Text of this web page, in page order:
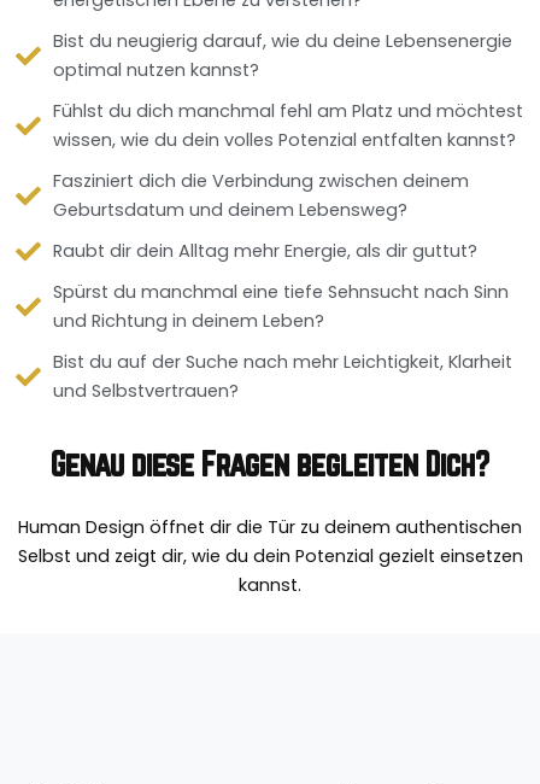
Bist du neugierig darauf, wie du deine Lebensenergie
optimal nutzen kannst?
Fühlst du dich manchmal fehl am Platz und möchtest
wissen, wie du dein volles Potenzial entfalten kannst?
Fasziniert dich die Verbindung zwischen deinem
Geburtsdatum und deinem Lebensweg?
Raubt dir dein Alltag mehr Energie, als dir guttut?
Spürst du manchmal eine tiefe Sehnsucht nach Sinn
und Richtung in deinem Leben?
Bist du auf der Suche nach mehr Leichtigkeit, Klarheit
und Selbstvertrauen?
Genau diese Fragen begleiten Dich?
Human Design öffnet dir die Tür zu deinem authentischen
Selbst und zeigt dir, wie du dein Potenzial gezielt einsetzen
kannst.